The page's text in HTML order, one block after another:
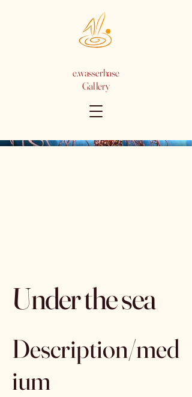
e.wasserhase
Gallery
Under the sea
Description/med
ium